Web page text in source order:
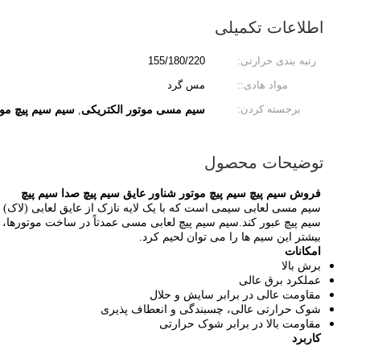
اطلاعات تکمیلی
رتبه بندی حرارتی: 155/180/220
مواد هادی::
مس گرد
برجسته کردن:
سیم مسی موتور الکتریکی, سیم سیم پیچ
توضیحات محصول
فروش سیم پیچ سیم پیچ موتور شناور عایق سیم پیچ صدا سیم پیچ
سیم مسی لعابی سیمی است که با یک لایه نازک از عایق لعابی (لاک)
سیم پیچ عبور کند.سیم سیم پیچ لعابی مسی عمدتاً در ساخت موتورها،
بیشتر این سیم ها را می توان لحیم کرد.
امکانات
برش بالا
عملکرد برق عالی
مقاومت عالی در برابر سایش و حلال
شوک حرارتی عالی، چسبندگی و انعطاف پذیری
مقاومت بالا در برابر شوک حرارتی
کاربرد